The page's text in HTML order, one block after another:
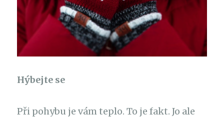
Hýbejte se
Při pohybu je vám teplo. To je fakt. Jo ale